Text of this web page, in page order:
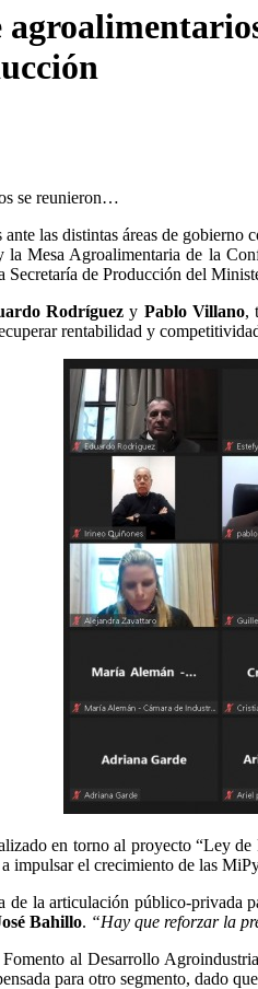
se reunieron…
las distintas áreas de
la Mesa Agroalimentaria de la
Secretaría de Producción del
Rodríguez y Pablo Villano,
rentabilidad y
en torno al proyecto “Ley
impulsar el crecimiento de las
de la articulación público-
Bahillo. “Hay que reforzar la
al Desarrollo
para otro segmento, dado